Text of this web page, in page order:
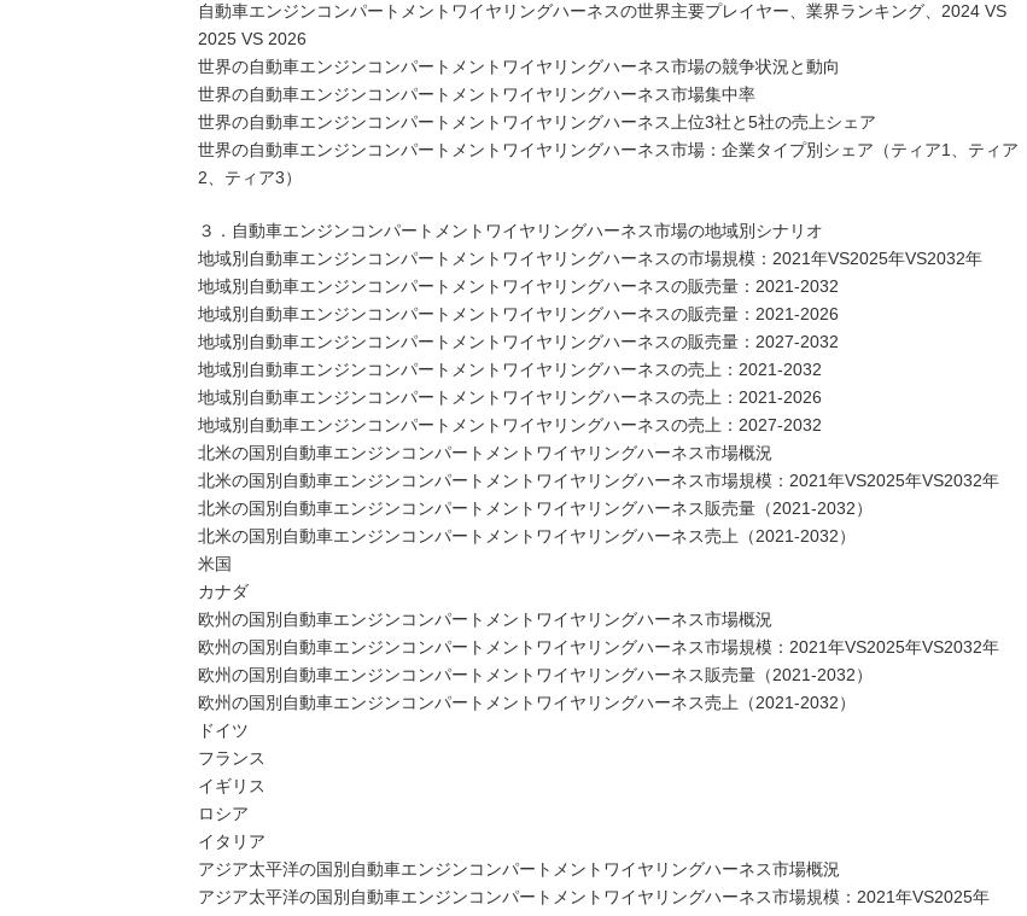
自動車エンジンコンパートメントワイヤリングハーネスの世界主要プレイヤー、業界ランキング、2024 VS
2025 VS 2026
世界の自動車エンジンコンパートメントワイヤリングハーネス市場の競争状況と動向
世界の自動車エンジンコンパートメントワイヤリングハーネス市場集中率
世界の自動車エンジンコンパートメントワイヤリングハーネス上位3社と5社の売上シェア
世界の自動車エンジンコンパートメントワイヤリングハーネス市場：企業タイプ別シェア（ティア1、ティア
2、ティア3）
３．自動車エンジンコンパートメントワイヤリングハーネス市場の地域別シナリオ
地域別自動車エンジンコンパートメントワイヤリングハーネスの市場規模：2021年VS2025年VS2032年
地域別自動車エンジンコンパートメントワイヤリングハーネスの販売量：2021-2032
地域別自動車エンジンコンパートメントワイヤリングハーネスの販売量：2021-2026
地域別自動車エンジンコンパートメントワイヤリングハーネスの販売量：2027-2032
地域別自動車エンジンコンパートメントワイヤリングハーネスの売上：2021-2032
地域別自動車エンジンコンパートメントワイヤリングハーネスの売上：2021-2026
地域別自動車エンジンコンパートメントワイヤリングハーネスの売上：2027-2032
北米の国別自動車エンジンコンパートメントワイヤリングハーネス市場概況
北米の国別自動車エンジンコンパートメントワイヤリングハーネス市場規模：2021年VS2025年VS2032年
北米の国別自動車エンジンコンパートメントワイヤリングハーネス販売量（2021-2032）
北米の国別自動車エンジンコンパートメントワイヤリングハーネス売上（2021-2032）
米国
カナダ
欧州の国別自動車エンジンコンパートメントワイヤリングハーネス市場概況
欧州の国別自動車エンジンコンパートメントワイヤリングハーネス市場規模：2021年VS2025年VS2032年
欧州の国別自動車エンジンコンパートメントワイヤリングハーネス販売量（2021-2032）
欧州の国別自動車エンジンコンパートメントワイヤリングハーネス売上（2021-2032）
ドイツ
フランス
イギリス
ロシア
イタリア
アジア太平洋の国別自動車エンジンコンパートメントワイヤリングハーネス市場概況
アジア太平洋の国別自動車エンジンコンパートメントワイヤリングハーネス市場規模：2021年VS2025年